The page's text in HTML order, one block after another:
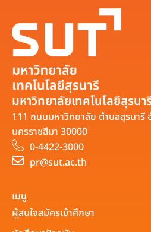
มหาวิทยาลัยเทคโนโลยีสุรนา
111 ถนนมหาวิทยาลัย ตำบลสุรนารี
นครราชสีมา 30000
0-4422-3000
pr@sut.ac.th
เมนู
ผู้สนใจสมัครเข้าศึกษา